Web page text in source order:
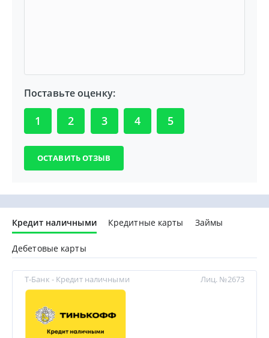
Поставьте оценку:
1 2 3 4 5
Кредит наличными Кредитные карты Займы
Дебетовые карты
Т-Банк - Кредит наличными Лиц. №2673